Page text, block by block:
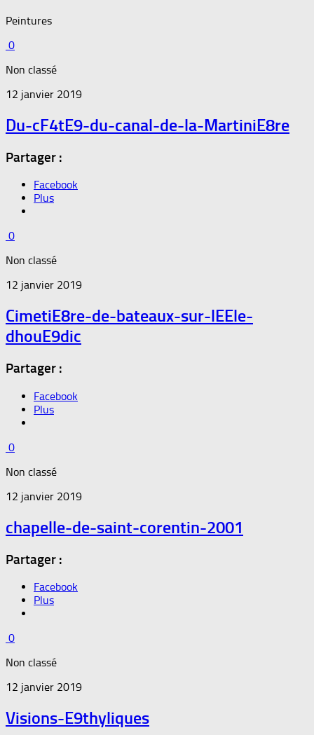
Peintures
0
Non classé
12 janvier 2019
Du-cF4tE9-du-canal-de-la-MartiniE8re
Partager :
Facebook
Plus
0
Non classé
12 janvier 2019
CimetiE8re-de-bateaux-sur-lEEle-
dhouE9dic
Partager :
Facebook
Plus
0
Non classé
12 janvier 2019
chapelle-de-saint-corentin-2001
Partager :
Facebook
Plus
0
Non classé
12 janvier 2019
Visions-E9thyliques